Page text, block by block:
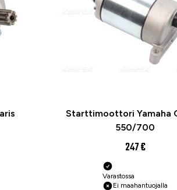
Starttimoottori Yamaha
550/700
247 €
Varastossa
Ei maahantuojalla